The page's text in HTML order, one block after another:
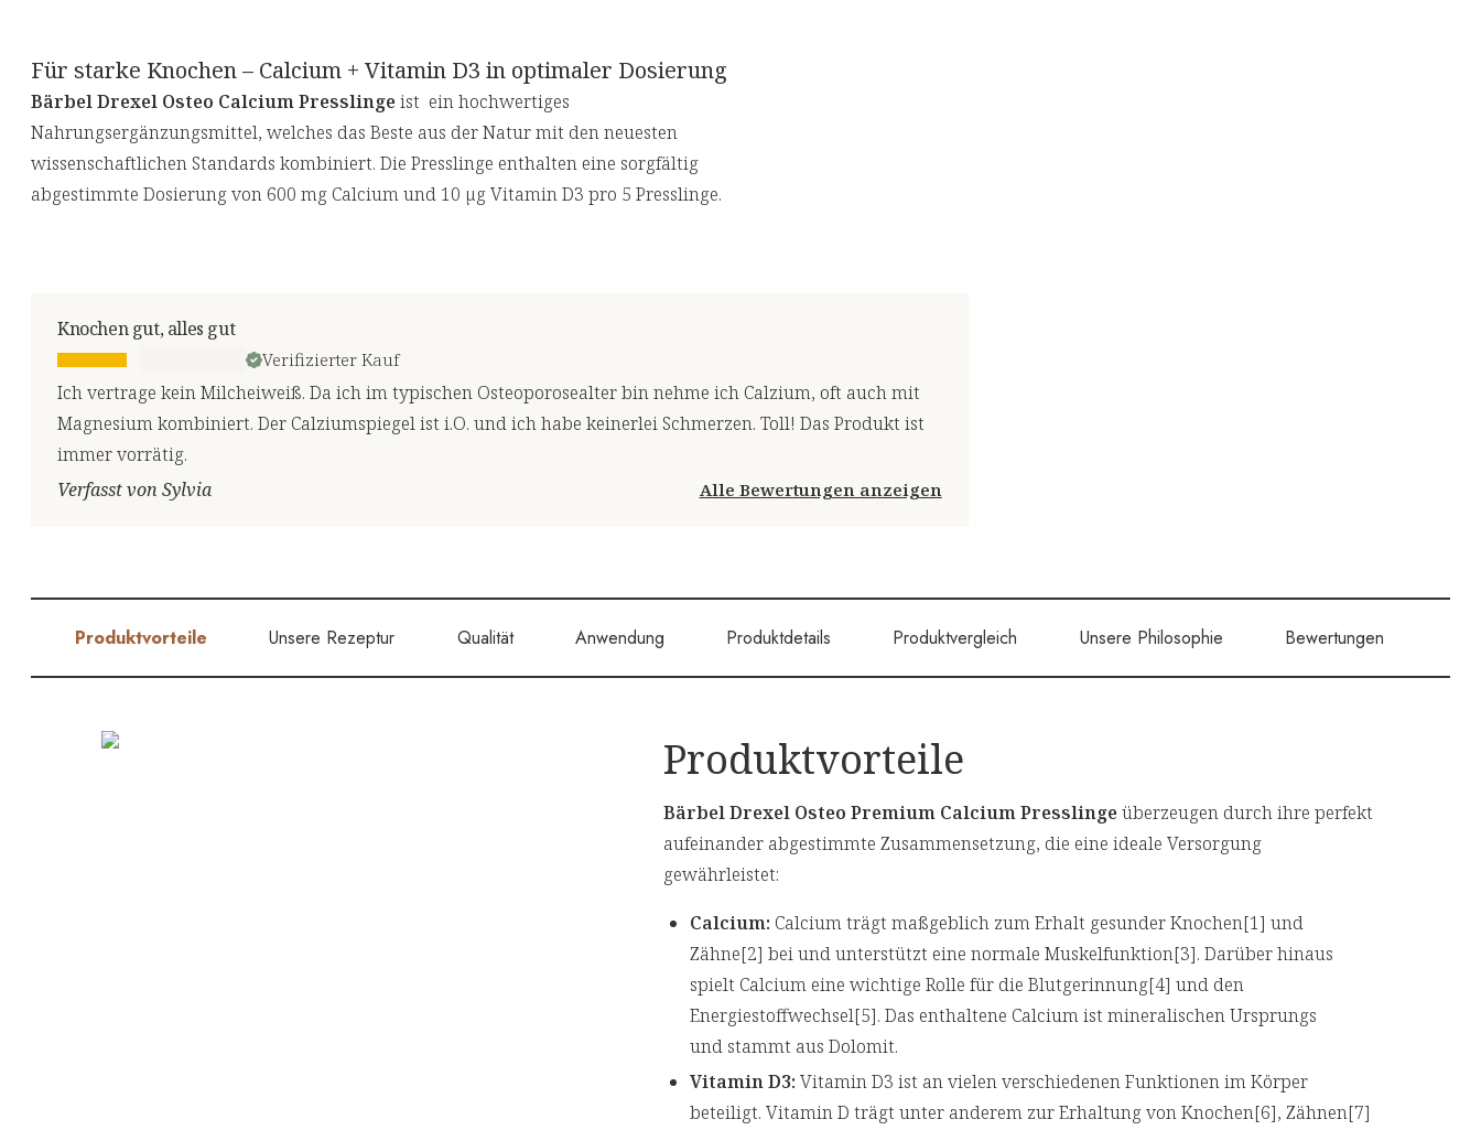
Für starke Knochen – Calcium + Vitamin D3 in optimaler Dosierung
Bärbel Drexel Osteo Calcium Presslingeist ein hochwertiges
Nahrungsergänzungsmittel, welches das Beste aus der Natur mit den neuesten
wissenschaftlichen Standards kombiniert. Die Presslinge enthalten eine sorgfältig
abgestimmte Dosierung von 600 mg Calcium und 10 µg Vitamin D3 pro 5 Presslinge.
Knochen gut, alles gut
Verifizierter Kauf
Ich vertrage kein Milcheiweiß. Da ich im typischen Osteoporosealter bin nehme ich Calzium, oft auch mit
Magnesium kombiniert. Der Calziumspiegel ist i.O. und ich habe keinerlei Schmerzen. Toll! Das Produkt ist
immer vorrätig.
Verfasst von Sylvia
Alle Bewertungen anzeigen
Produktvorteile Unsere Rezeptur Qualität Anwendung Produktdetails Produktvergleich Unsere Philosophie Bewertungen
Produktvorteile
Bärbel Drexel Osteo Premium Calcium Presslingeüberzeugen durch ihre perfekt
aufeinander abgestimmte Zusammensetzung, die eine ideale Versorgung
gewährleistet:
Calcium: Calcium trägt maßgeblich zum Erhalt gesunder Knochen[1] und
Zähne[2] bei und unterstützt eine normale Muskelfunktion[3]. Darüber hinaus
spielt Calcium eine wichtige Rolle für die Blutgerinnung[4] und den
Energiestoffwechsel[5]. Das enthaltene Calcium ist mineralischen Ursprungs
und stammt aus Dolomit.
Vitamin D3: Vitamin D3 ist an vielen verschiedenen Funktionen im Körper
beteiligt. Vitamin D trägt unter anderem zur Erhaltung von Knochen[6], Zähnen[7]